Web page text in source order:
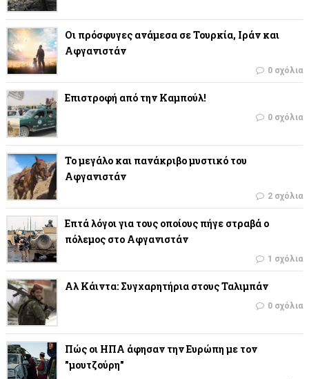
Οι πρόσφυγες ανάμεσα σε Τουρκία, Ιράν και
Αφγανιστάν
0 σχόλια
Επιστροφή από την Καμπούλ!
0 σχόλια
Το μεγάλο και πανάκριβο μυστικό του
Αφγανιστάν
2 σχόλια
Επτά λόγοι για τους οποίους πήγε στραβά ο
πόλεμος στο Αφγανιστάν
1 σχόλια
Αλ Κάιντα: Συγχαρητήρια στους Ταλιμπάν
0 σχόλια
Πώς οι ΗΠΑ άφησαν την Ευρώπη με τον
"μουτζούρη"